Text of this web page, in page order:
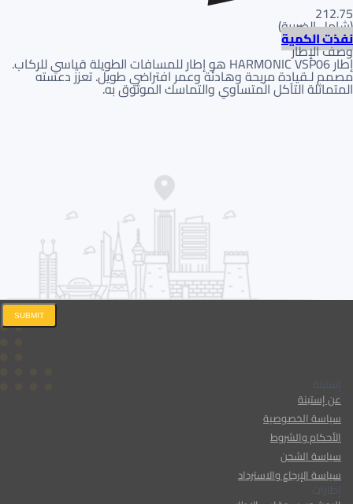
212.75
(شامل الضريبة)
نفذت الكمية
وصف الإطار
إطار HARMONIC VSP06 هو إطار للمسافات الطويلة قياسي للركاب.
مصمم لـقيادة مريحة وهادئة وعمر افتراضي طويل. تعزز دعسته
المتماثلة التآكل المتساوي والتماسك الموثوق به.
إستبنة
عن إستبنة
سياسة الخصوصية
الأحكام والشروط
سياسة الشحن
سياسة الإرجاع والاسترداد
إطارات
SUBMIT